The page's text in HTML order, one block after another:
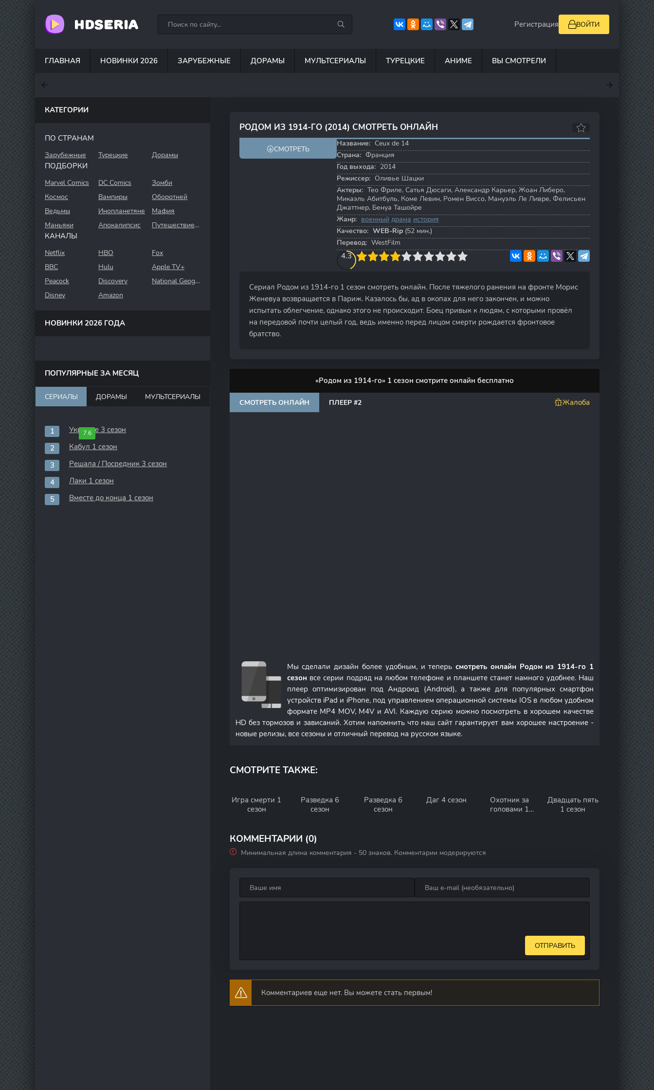
HDSERIA Регистрация ВОЙТИ
ГЛАВНАЯ НОВИНКИ 2026 ЗАРУБЕЖНЫЕ ДОРАМЫ МУЛЬТСЕРИАЛЫ ТУРЕЦКИЕ АНИМЕ ВЫ СМОТРЕЛИ
0
РОДОМ ИЗ 1914-ГО (2014) СМОТРЕТЬ ОНЛАЙН
7.4
СМОТРЕТЬ
Название: Ceux de 14
Страна: Франция
Год выхода: 2014
Режиссер: Оливье Шацки
Актеры: Тео Фриле, Сатья Дюсаги, Александр Карьер, Жоан Либеро,
Микаэль Абитбуль, Коме Левин, Ромен Виссо, Мануэль Ле Ливре, Фелисьен
Джаттнер, Бенуа Ташойре
Жанр: военный драма история
Качество: WEB-Rip (52 мин.)
Перевод: WestFilm
4.3
4 5 6 7 8 9 10
Сериал Родом из 1914-го 1 сезон смотреть онлайн. После тяжелого ранения на фронте Морис
Женевуа возвращается в Париж. Казалось бы, ад в окопах для него закончен, и можно
испытать облегчение, однако этого не происходит. Боец привык к людям, с которыми провёл
на передовой почти целый год, ведь именно перед лицом смерти рождается фронтовое
братство.
«Родом из 1914-го» 1 сезон смотрите онлайн бесплатно
СМОТРЕТЬ ОНЛАЙН ПЛЕЕР #2 Жалоба
Мы сделали дизайн более удобным, и теперьсмотреть онлайн Родом из 1914-го 1
сезон все серии подряд на любом телефоне и планшете станет намного удобнее. Наш
плеер оптимизирован под Андроид (Android), а также для популярных смартфон
устройств iPad и iPhone, под управлением операционной системы IOS в любом удобном
формате MP4 MOV, M4V и AVI. Каждую серию можно посмотреть в хорошем качестве
HD без тормозов и зависаний. Хотим напомнить что наш сайт гарантирует вам хорошее настроение -
новые релизы, все сезоны и отличный перевод на русском языке.
СМОТРИТЕ ТАКЖЕ:
Игра смерти 1
сезон
Разведка 6
сезон
Разведка 6
сезон
Даг 4 сезон
Охотник за
головами 1
Двадцать пять
1 сезон
КОММЕНТАРИИ (0)
Минимальная длина комментария - 50 знаков. Комментарии модерируются
ОТПРАВИТЬ
Комментариев еще нет. Вы можете стать первым!
КАТЕГОРИИ
ПО СТРАНАМ
Зарубежные Турецкие Дорамы
ПОДБОРКИ
Marvel Comics DC Comics
Зомби
Космос
Вампиры
Оборотней
Ведьмы
Инопланетяне
Мафия
Маньяки
Апокалипсис Путешествие во времени
КАНАЛЫ
Netflix HBO
Fox
BBC
Hulu
Apple TV+
Peacock
Discovery
National Geographic
Disney
Amazon
НОВИНКИ 2026 ГОДА
ПОПУЛЯРНЫЕ ЗА МЕСЯЦ
СЕРИАЛЫ ДОРАМЫ МУЛЬТСЕРИАЛЫ
7.6
Укрытие 3 сезон
Кабул 1 сезон
Решала / Посредник 3 сезон
Лаки 1 сезон
Вместе до конца 1 сезон